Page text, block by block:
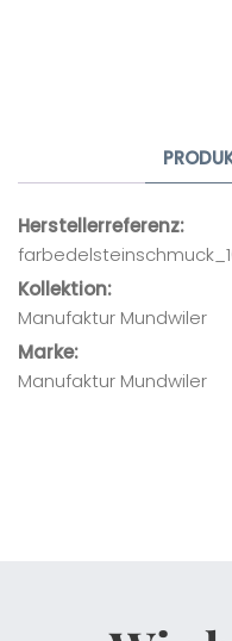
Ihre E-Mail-Adresse
Ihre Nachricht
Herstellerreferenz
Kollektion
Manufaktur Mundwiler
Marke
Manufaktur Mundwiler